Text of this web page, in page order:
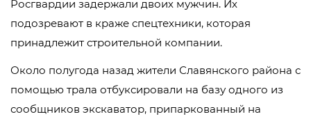
Росгвардии задержали двоих мужчин. Их
подозревают в краже спецтехники, которая
принадлежит строительной компании.
Около полугода назад жители Славянского района с
помощью трала отбуксировали на базу одного из
сообщников экскаватор, припаркованный на